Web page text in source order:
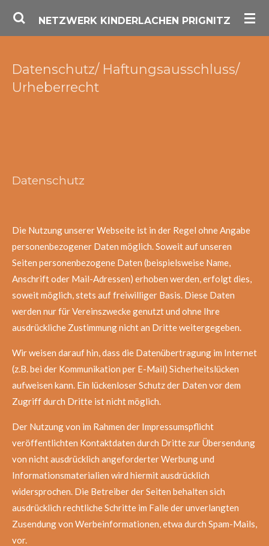
Zum
NETZWERK KINDERLACHEN PRIGNITZ
Datenschutz/ Haftungsausschluss/
Urheberrecht
Datenschutz
Die Nutzung unserer Webseite ist in der Regel ohne Angabe
personenbezogener Daten möglich. Soweit auf unseren
Seiten personenbezogene Daten (beispielsweise Name,
Anschrift oder Mail-Adressen) erhoben werden, erfolgt dies,
soweit möglich, stets auf freiwilliger Basis. Diese Daten
werden nurfür Vereinszweckegenutzt und ohne Ihre
ausdrückliche Zustimmung nicht an Dritte weitergegeben.
Wir weisen darauf hin, dass die Datenübertragung im Internet
(z.B. bei der Kommunikation per E-Mail) Sicherheitslücken
aufweisen kann. Ein lückenloser Schutz der Daten vor dem
Zugriff durch Dritte ist nicht möglich.
Der Nutzung von im Rahmen der Impressumspflicht
veröffentlichten Kontaktdaten durch Dritte zur Übersendung
von nicht ausdrücklich angeforderter Werbung und
Informationsmaterialien wird hiermit ausdrücklich
widersprochen. Die Betreiber der Seiten behalten sich
ausdrücklich rechtliche Schritte im Falle der unverlangten
Zusendung von Werbeinformationen, etwa durch Spam-Mails,
vor.